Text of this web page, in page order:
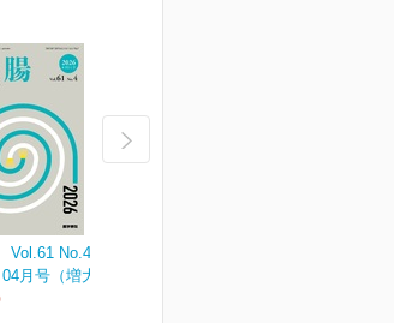
No.4
月号（増大号）